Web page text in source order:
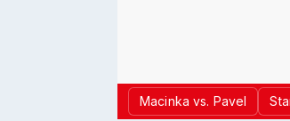
Macinka vs. Pavel